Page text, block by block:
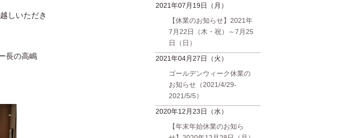
しいただき
長の高嶋
2021年07月19日（月）
【休業のお知らせ】2021年
7月22日（木・祝）～7月25
日（日）
2021年04月27日（火）
ゴールデンウィーク休業の
お知らせ（2021/4/29-
2021/5/5）
2020年12月23日（水）
【年末年始休業のお知ら